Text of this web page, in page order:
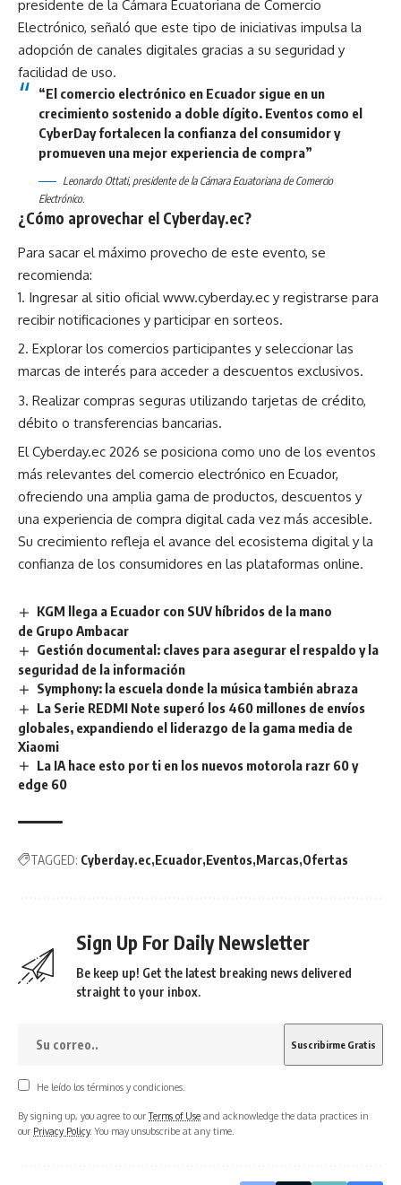
presidente de la Cámara Ecuatoriana de Comercio
Electrónico, señaló que este tipo de iniciativas impulsa la
adopción de canales digitales gracias a su seguridad y
facilidad de uso.
“El comercio electrónico en Ecuador sigue en un
crecimiento sostenido a doble dígito. Eventos como el
CyberDay fortalecen la confianza del consumidor y
promueven una mejor experiencia de compra”
Leonardo Ottati, presidente de la Cámara Ecuatoriana de Comercio
Electrónico.
¿Cómo aprovechar el Cyberday.ec?
Para sacar el máximo provecho de este evento, se
recomienda:
Ingresar al sitio oficial www.cyberday.ec y registrarse para
recibir notificaciones y participar en sorteos.
Explorar los comercios participantes y seleccionar las
marcas de interés para acceder a descuentos exclusivos.
Realizar compras seguras utilizando tarjetas de crédito,
débito o transferencias bancarias.
El Cyberday.ec 2026 se posiciona como uno de los eventos
más relevantes del comercio electrónico en Ecuador,
ofreciendo una amplia gama de productos, descuentos y
una experiencia de compra digital cada vez más accesible.
Su crecimiento refleja el avance del ecosistema digital y la
confianza de los consumidores en las plataformas online.
KGM llega a Ecuador con SUV híbridos de la mano
de Grupo Ambacar
Gestión documental: claves para asegurar el respaldo y la
seguridad de la información
Symphony: la escuela donde la música también abraza
La Serie REDMI Note superó los 460 millones de envíos
globales, expandiendo el liderazgo de la gama media de
Xiaomi
La IA hace esto por ti en los nuevos motorola razr 60 y
edge 60
TAGGED: Cyberday.ec Ecuador Eventos Marcas Ofertas
Sign Up For Daily Newsletter
Be keep up! Get the latest breaking news delivered
straight to your inbox.
He leído los términos y condiciones.
By signing up, you agree to ourTerms of Use and acknowledge the data practices in
our Privacy Policy. You may unsubscribe at any time.